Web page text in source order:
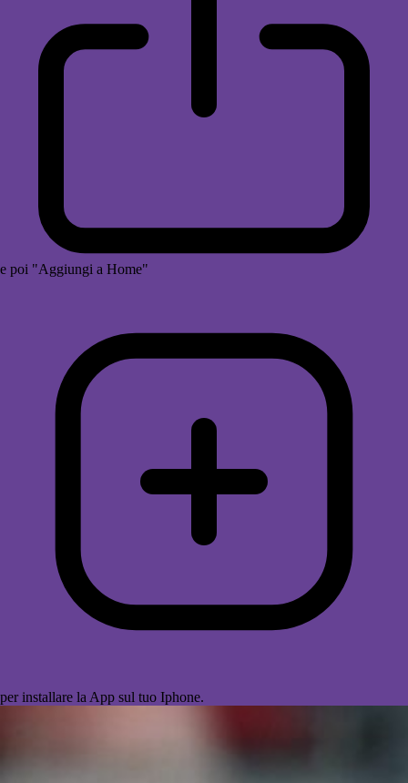
e poi "Aggiungi a Home"
per installare la App sul tuo Iphone.